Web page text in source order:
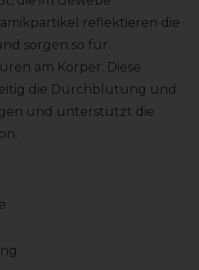
reflektieren die
sorgen so für
am Körper. Diese
die Durchblutung und
und unterstützt die